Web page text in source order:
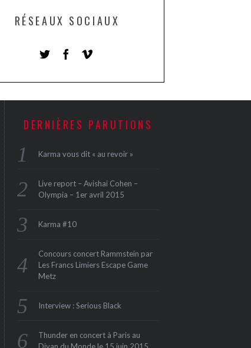
RÉSEAUX SOCIAUX
DERNIÈRES PARUTIONS
Karma vous dit « au revoir »
Live report – Avishai Cohen –
Olympia – 1er avril 2015
Karma #10
Concours concert Rammstein par
Les Francs Limiers Escape Game
Metz
Interview : Serious Black
Thunder en concert à Paris au
Divan du Monde le 15 juin 2015